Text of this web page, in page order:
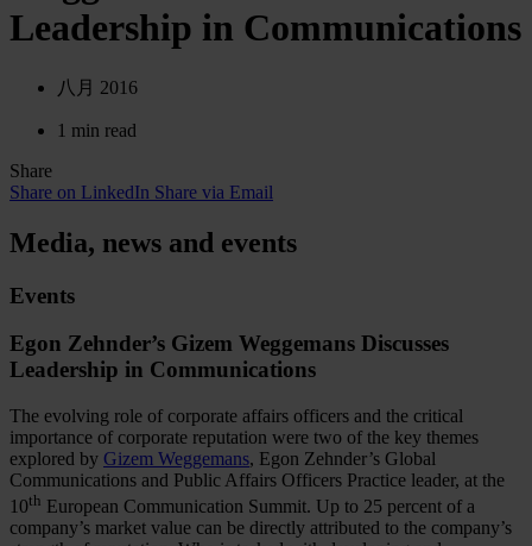
Leadership in Communications
八月 2016
1 min read
Share
Share on LinkedIn Share via Email
Media, news and events
Events
Egon Zehnder’s Gizem Weggemans Discusses
Leadership in Communications
The evolving role of corporate affairs officers and the critical
importance of corporate reputation were two of the key themes
explored by Gizem Weggemans, Egon Zehnder’s Global
Communications and Public Affairs Officers Practice leader, at the
10th European Communication Summit. Up to 25 percent of a
company’s market value can be directly attributed to the company’s